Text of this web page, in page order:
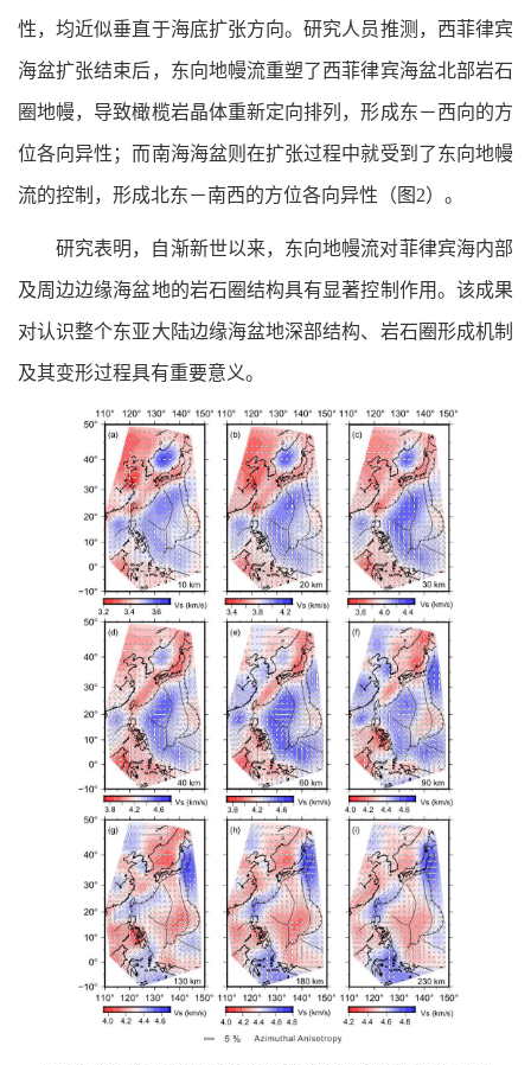
性，均近似垂直于海底扩张方向。研究人员推测，西菲律宾
海盆扩张结束后，东向地幔流重塑了西菲律宾海盆北部岩石
圈地幔，导致橄榄岩晶体重新定向排列，形成东－西向的方
位各向异性；而南海海盆则在扩张过程中就受到了东向地幔
流的控制，形成北东－南西的方位各向异性（图2）。
研究表明，自渐新世以来，东向地幔流对菲律宾海内部
及周边边缘海盆地的岩石圈结构具有显著控制作用。该成果
对认识整个东亚大陆边缘海盆地深部结构、岩石圈形成机制
及其变形过程具有重要意义。